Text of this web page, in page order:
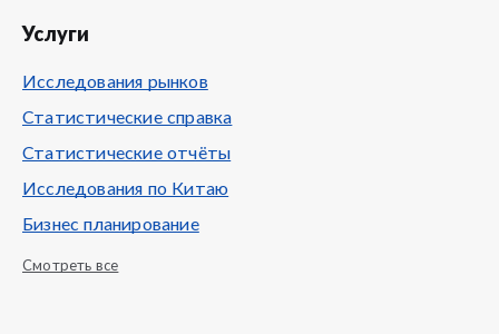
Услуги
Исследования рынков
Статистические справка
Статистические отчёты
Исследования по Китаю
Бизнес планирование
Смотреть все